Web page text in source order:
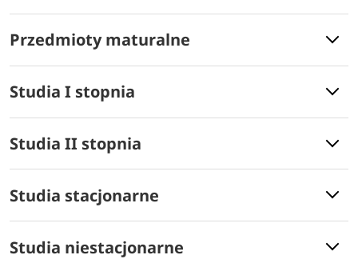
Przedmioty maturalne
Studia I stopnia
Studia II stopnia
Studia stacjonarne
Studia niestacjonarne